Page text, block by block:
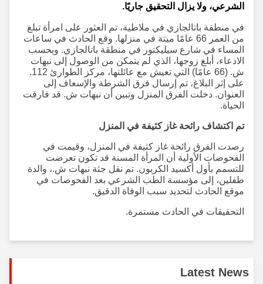
الشرعي، ولا يزال التحقيق جاريًا.
في منطقة باتالجازي في ملاطية، تم العثور على امرأة تبلغ
من العمر 66 عامًا ميتة في منزلها. وقع الحادث في ساعات
المساء في شارع سيليكتور في منطقة باتالجازي. وبحسب
الادعاء، أبلغ زوجها، الذي لم يتمكن من الوصول إلى نبهات
ش. (66 عامًا) التي تعيش مع عائلتها، مركز الطوارئ 112.
على إثر البلاغ، تم إرسال فرق الشرطة والإسعاف إلى
العنوان. دخلت الفرق المنزل وتبين أن نبهات ش. قد فارقت
الحياة.
تم اكتشاف رائحة غاز كثيفة في المنزل
رصدت الفرق رائحة غاز كثيفة في المنزل، وقيمت في
الفحوصات الأولية أن المرأة المسنة قد تكون تعرضت
للتسمم بأول أكسيد الكربون. تم نقل جثة نبهات ش.، والدة
طفلين، إلى مؤسسة الطب الشرعي بعد الفحوصات في
موقع الحادث لتحديد سبب الوفاة الدقيق.
التحقيقات في الحادث مستمرة.
Latest News